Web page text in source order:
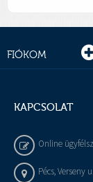
FIÓKOM
KAPCSOLAT
Online
Pécs, Verseny